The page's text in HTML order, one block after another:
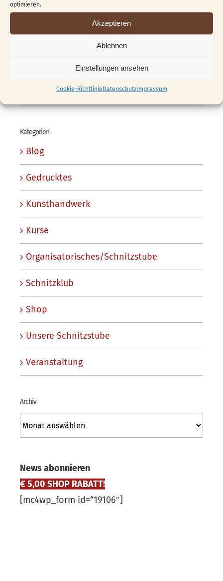
optimieren.
Akzeptieren
Ablehnen
Einstellungen ansehen
Cookie-RichtlinieDatenschutzImpressum
Das 1. „Golden Girl“
Franz Kursprogramm 2010
07.11.2009
Kategorien
Blog
Gedrucktes
Kunsthandwerk
Kurse
Organisatorisches/Schnitzstube
Schnitzklub
Shop
Unsere Schnitzstube
Veranstaltung
Archiv
Archiv
News abonnieren
€ 5,00 SHOP RABATT!
[mc4wp_form id=“19106″]